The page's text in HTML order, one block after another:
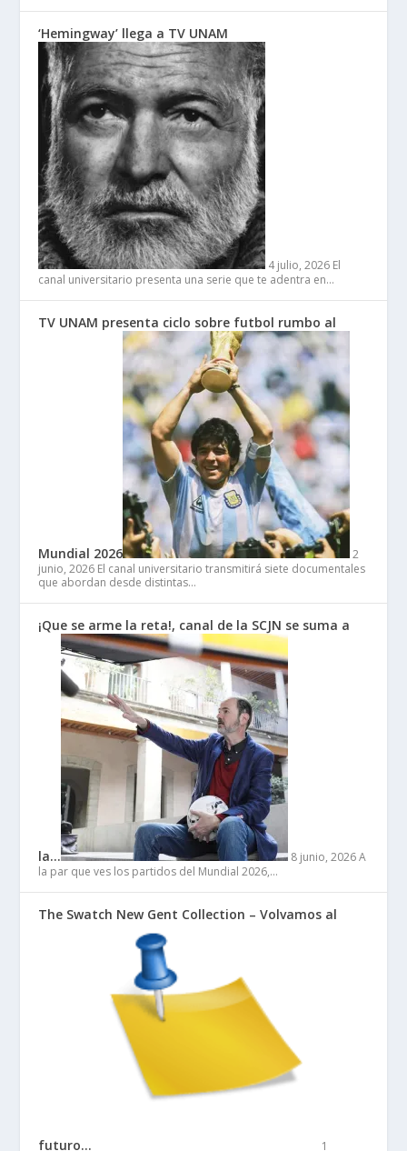
‘Hemingway’ llega a TV UNAM
4 julio, 2026 El
canal universitario presenta una serie que te adentra en…
TV UNAM presenta ciclo sobre futbol rumbo al
Mundial 2026
2
junio, 2026 El canal universitario transmitirá siete documentales
que abordan desde distintas…
¡Que se arme la reta!, canal de la SCJN se suma a
la… 8 junio, 2026 A
la par que ves los partidos del Mundial 2026,…
The Swatch New Gent Collection – Volvamos al
futuro… 1